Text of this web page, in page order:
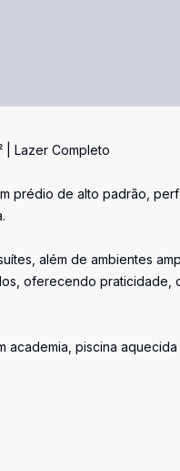
| Lazer Completo
prédio de alto padrão,
além de ambientes
oferecendo praticidade,
piscina